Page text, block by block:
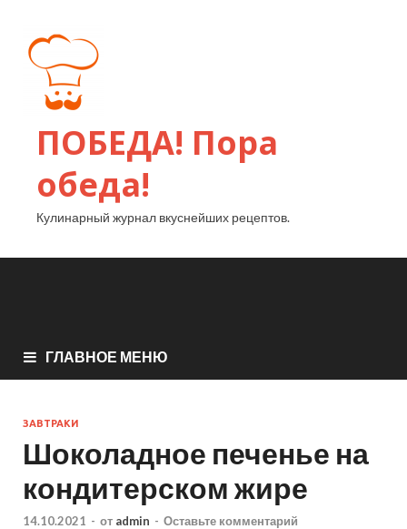
ПОБЕДА! Пора
обеда!
Кулинарный журнал вкуснейших рецептов.
ГЛАВНОЕ МЕНЮ
ЗАВТРАКИ
Шоколадное печенье на
кондитерском жире
14.10.2021 - от admin - Оставьте комментарий